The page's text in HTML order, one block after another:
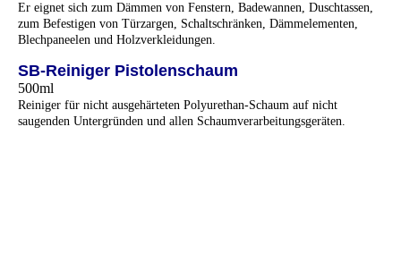
Er eignet sich zum Dämmen von Fenstern, Badewannen, Duschtassen,
zum Befestigen von Türzargen, Schaltschränken, Dämmelementen,
Blechpaneelen und Holzverkleidungen.
SB-Reiniger Pistolenschaum
500ml
Reiniger für nicht ausgehärteten Polyurethan-Schaum auf nicht
saugenden Untergründen und allen Schaumverarbeitungsgeräten.